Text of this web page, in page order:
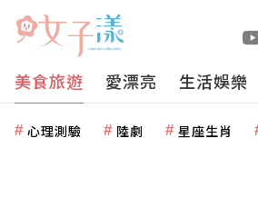
美食旅遊 愛漂亮 生活娛樂
心理測驗 陸劇 星座生肖